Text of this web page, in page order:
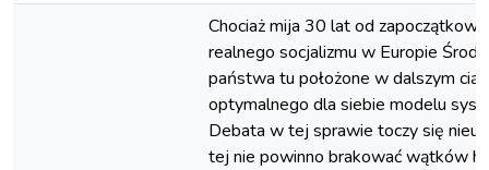
Chociaż mija 30 lat od
realnego socjalizmu w Europie
państwa tu położone w dalszym
optymalnego dla siebie modelu
Debata w tej sprawie toczy się
tej nie powinno brakować wątków